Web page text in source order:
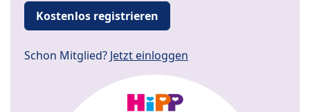
Kostenlos registrieren
Schon Mitglied? Jetzt einloggen